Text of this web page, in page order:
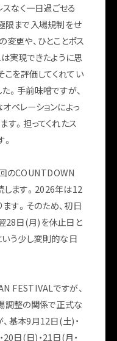
なく一日過ごせる
限まで入場規制をせ
更や、ひとことポス
実現できたように思
こを評価してくれてい
。手前味噌ですが、
ペレーションによっ
す。担ってくれたス
のCOUNTDOWN
ます。2026年は12
す。そのため、初日
28日(月)を休止日と
う少し変則的な日
FESTIVALですが、
調整の関係で正式な
基本9月12日(土)・
日(日)・21日(月・